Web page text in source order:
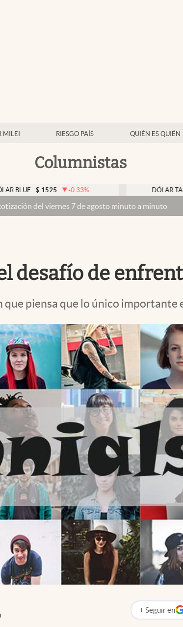
MILEI RIESGO PAÍS QUIÉN ES QUIÉN
Columnistas
$ 1525 -0.33 % DÓLAR TARJETA
viernes 7 de agosto minuto a minuto
desafío de
piensa que lo único importante
+ Seguir en
abre en